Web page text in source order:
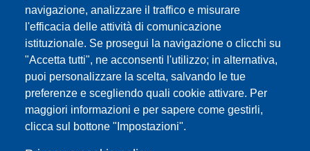
navigazione, analizzare il traffico e misurare
l'efficacia delle attività di comunicazione
istituzionale. Se prosegui la navigazione o clicchi su
"Accetta tutti", ne acconsenti l'utilizzo; in alternativa,
puoi personalizzare la scelta, salvando le tue
preferenze e scegliendo quali cookie attivare. Per
maggiori informazioni e per sapere come gestirli,
clicca sul bottone "Impostazioni".
Sedi
Mappa del sito
Webmaster e redazione web
Elenco dei siti tematici
Accessibilità
Feed RSS
Note legali del sito